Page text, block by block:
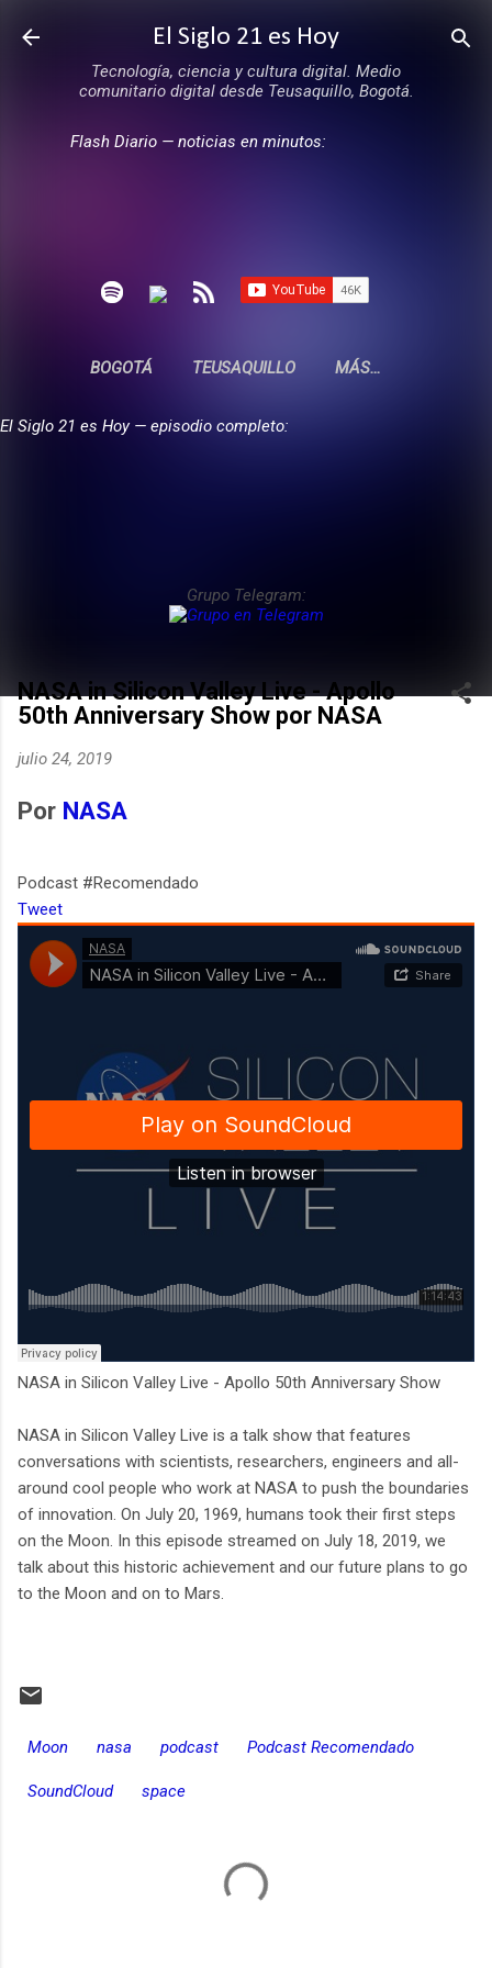
Ir al contenido principal
El Siglo 21 es Hoy
Tecnología, ciencia y cultura digital. Medio
comunitario digital desde Teusaquillo, Bogotá.
Flash Diario — noticias en minutos:
BOGOTÁ TEUSAQUILLO MÁS…
El Siglo 21 es Hoy — episodio completo:
Grupo Telegram:
NASA in Silicon Valley Live - Apollo
50th Anniversary Show por NASA
julio 24, 2019
Por NASA
Podcast #Recomendado
Tweet
NASA in Silicon Valley Live - Apollo 50th Anniversary Show
NASA in Silicon Valley Live is a talk show that features
conversations with scientists, researchers, engineers and all-
around cool people who work at NASA to push the boundaries
of innovation. On July 20, 1969, humans took their first steps
on the Moon. In this episode streamed on July 18, 2019, we
talk about this historic achievement and our future plans to go
to the Moon and on to Mars.
Moon nasa podcast Podcast Recomendado
SoundCloud space